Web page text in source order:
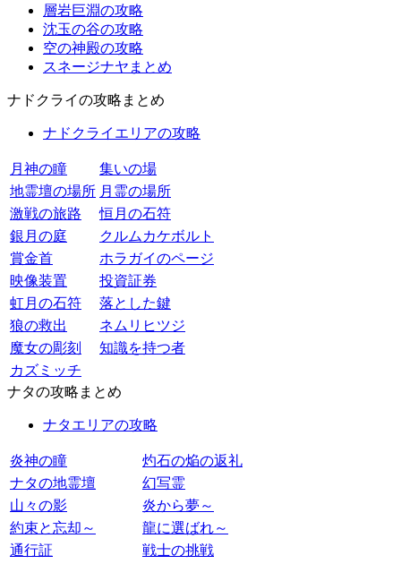
層岩巨淵の攻略
沈玉の谷の攻略
空の神殿の攻略
スネージナヤまとめ
ナドクライの攻略まとめ
ナドクライエリアの攻略
月神の瞳
集いの場
地霊壇の場所 月霊の場所
激戦の旅路
恒月の石符
銀月の庭
クルムカケボルト
賞金首
ホラガイのページ
映像装置
投資証券
虹月の石符
落とした鍵
狼の救出
ネムリヒツジ
魔女の彫刻
知識を持つ者
カズミッチ
ナタの攻略まとめ
ナタエリアの攻略
炎神の瞳
灼石の焔の返礼
ナタの地霊壇
幻写霊
山々の影
炎から夢～
約束と忘却～
龍に選ばれ～
通行証
戦士の挑戦